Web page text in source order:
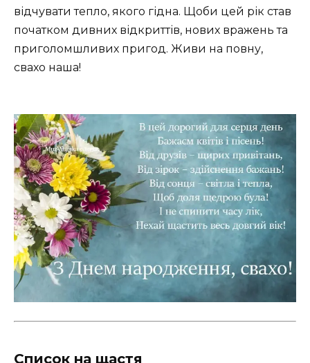
відчувати тепло, якого гідна. Щоби цей рік став
початком дивних відкриттів, нових вражень та
приголомшливих пригод. Живи на повну,
свахо наша!
Список на щастя